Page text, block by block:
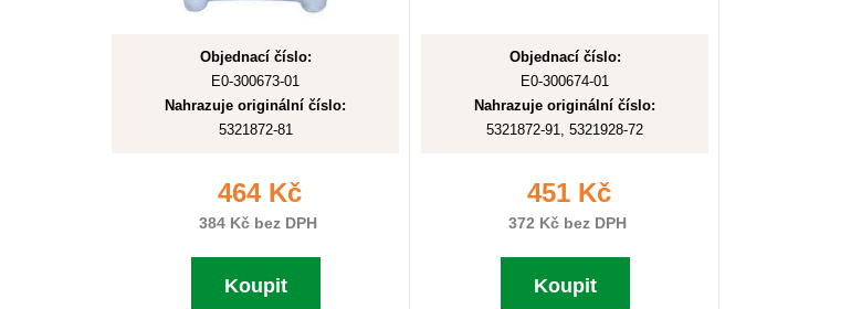
Objednací číslo:
E0-300673-01
Nahrazuje originální číslo:
5321872-81
464 Kč
384 Kč bez DPH
Koupit
Objednací číslo:
E0-300674-01
Nahrazuje originální číslo:
5321872-91, 5321928-72
451 Kč
372 Kč bez DPH
Koupit